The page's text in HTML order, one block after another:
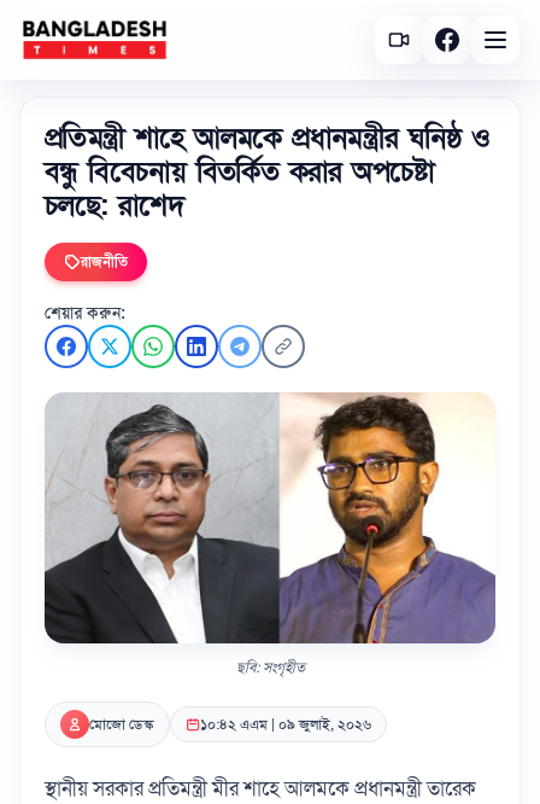
প্রতিমন্ত্রী শাহে আলমকে প্রধানমন্ত্রীর ঘনিষ্ঠ ও
বন্ধু বিবেচনায় বিতর্কিত করার অপচেষ্টা
চলছে: রাশেদ
রাজনীতি
শেয়ার করুন:
ছবি: সংগৃহীত
মোজো ডেস্ক ১০:৪২ এএম | ০৯ জুলাই, ২০২৬
স্থানীয় সরকার প্রতিমন্ত্রী মীর শাহে আলমকে প্রধানমন্ত্রী তারেক